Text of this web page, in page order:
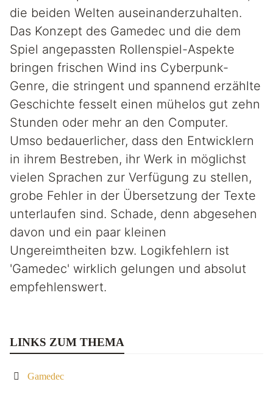
die beiden Welten auseinanderzuhalten.
Das Konzept des Gamedec und die dem
Spiel angepassten Rollenspiel-Aspekte
bringen frischen Wind ins Cyberpunk-
Genre, die stringent und spannend erzählte
Geschichte fesselt einen mühelos gut zehn
Stunden oder mehr an den Computer.
Umso bedauerlicher, dass den Entwicklern
in ihrem Bestreben, ihr Werk in möglichst
vielen Sprachen zur Verfügung zu stellen,
grobe Fehler in der Übersetzung der Texte
unterlaufen sind. Schade, denn abgesehen
davon und ein paar kleinen
Ungereimtheiten bzw. Logikfehlern ist
'Gamedec' wirklich gelungen und absolut
empfehlenswert.
LINKS ZUM THEMA
Gamedec